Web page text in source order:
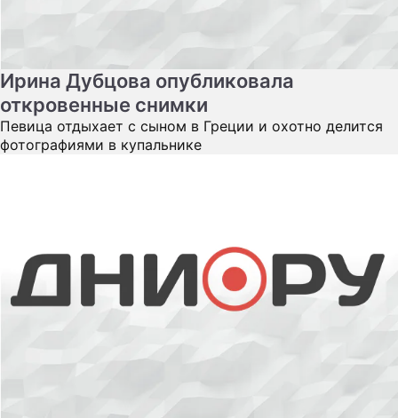
Ирина Дубцова опубликовала
откровенные снимки
Певица отдыхает с сыном в Греции и охотно делится
фотографиями в купальнике